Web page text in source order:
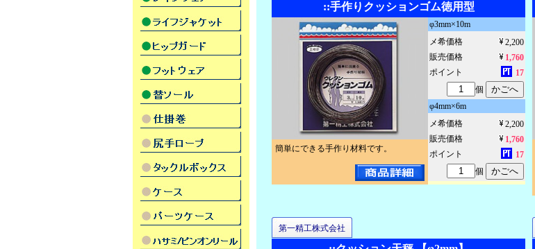
::手作りクッションゴム徳用型
簡単にできる手作り材料です。
φ3mm×10m
メ希価格
2,200
販売価格
1,760
ポイント
17
個
φ4mm×6m
メ希価格
2,200
販売価格
1,760
ポイント
17
個
第一精工株式会社